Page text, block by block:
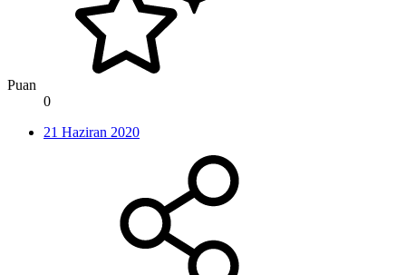
Puan
0
21 Haziran 2020